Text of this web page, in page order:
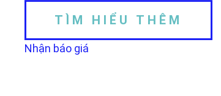
TÌM HIỂU THÊM
Nhận báo giá